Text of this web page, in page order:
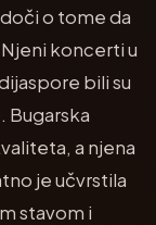
o tome da
koncerti u
bili su
Bugarska
a njena
je učvrstila
stavom i